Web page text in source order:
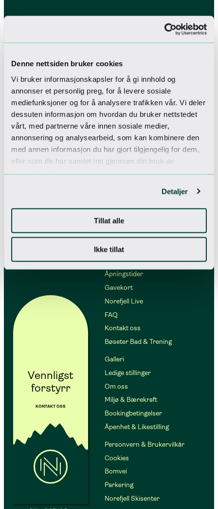
Denne nettsiden bruker cookies
Vi bruker informasjonskapsler for å gi innhold og
annonser et personlig preg, for å levere sosiale
mediefunksjoner og for å analysere trafikken vår. Vi deler
dessuten informasjon om hvordan du bruker nettstedet
vårt, med partnerne våre innen sosiale medier,
annonsering og analysearbeid, som kan kombinere den
med annen informasjon du har gjort tilgjengelig for dem,
eller som de har samlet inn gjennom din bruk av
tjenestene deres.
Detaljer
Tillat alle
Ikke tillat
Sjekk inn til
Vårt nyhetsbrev
Få unike tilbud
Jeg godtarpersonvernerklæringen
Vennligst
forstyrr
KONTAKT OSS
Åpningstider
Gavekort
Norefjell Live
FAQ
Kontakt oss
Bøseter Bad & Trening
Galleri
Ledige stillinger
Om oss
Miljø & Bærekraft
Bookingbetingelser
Åpenhet & Likestilling
Personvern & Brukervilkår
Cookies
Bomvei
Parkering
Norefjell Skisenter